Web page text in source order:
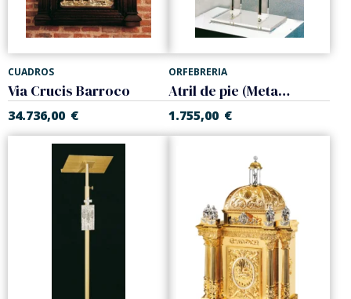
CUADROS
Via Crucis Barroco
34.736,00 €
ORFEBRERIA
Atril de pie (Metacrilato)
1.755,00 €